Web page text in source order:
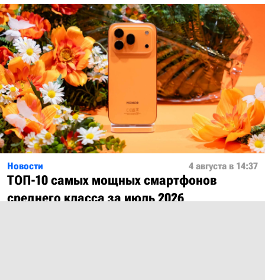
Новости 4 августа в 14:37
ТОП-10 самых мощных смартфонов
среднего класса за июль 2026